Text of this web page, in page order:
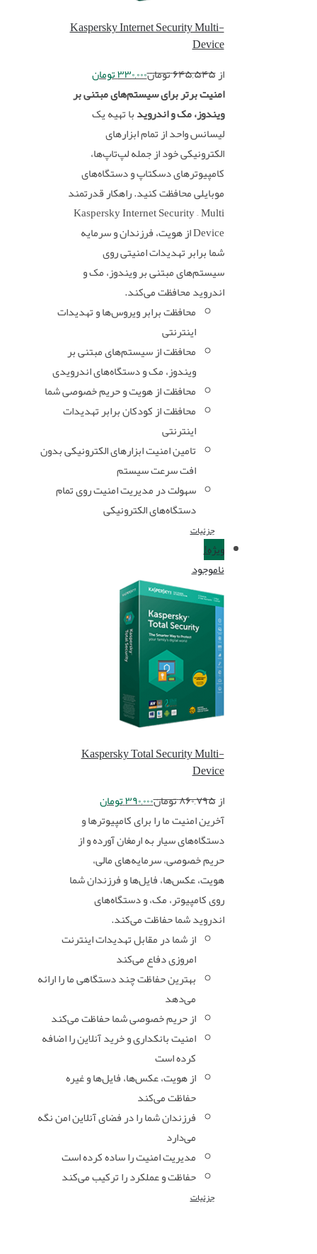
Kaspersky Internet Security Multi-
Device
از۶۴۵,۵۴۵تومان۳۳۰,۰۰۰تومان
امنیت برتر برای سیستم‌های مبتنی بر
ویندوز، مک و اندرویدبا تهیه یک
لیسانس واحد از تمام ابزارهای
الکترونیکی خود از جمله لپ‌تاپ‌ها،
کامپیوترهای دسکتاپ و دستگاه‌های
موبایلی محافظت کنید. راهکار قدرتمند
Kaspersky Internet Security – Multi
Device از هویت، فرزندان و سرمایه
شما برابر تهدیدات امنیتی روی
سیستم‌های مبتنی بر ویندوز، مک و
اندروید محافظت می‌کند.
محافظت برابر ویروس‌ها و تهدیدات
اینترنتی
محافظت از سیستم‌های مبتنی بر
ویندوز، مک و دستگاه‌های اندرویدی
محافظت از هویت و حریم خصوصی شما
محافظت از کودکان برابر تهدیدات
اینترنتی
تامین امنیت ابزارهای الکترونیکی بدون
افت سرعت سیستم
سهولت در مدیریت امنیت روی تمام
دستگاه‌های الکترونیکی
جزئیات
ویژه!
ناموجود
Kaspersky Total Security Multi-
Device
از۸۶۰,۷۹۵تومان۳۹۰,۰۰۰تومان
آخرین امنیت ما را برای کامپیوترها و
دستگاه‌های سیار به ارمغان آورده و از
حریم خصوصی، سرمایه‌های مالی،
هویت، عکس‌ها، فایل‌ها و فرزندان شما
روی کامپیوتر، مک، و دستگاه‌های
اندروید شما حفاظت می‌کند.
از شما در مقابل تهدیدات اینترنت
امروزی دفاع می‌کند
بهترین حفاظت چند دستگاهی ما را ارائه
می‌دهد
از حریم خصوصی شما حفاظت می‌کند
امنیت بانکداری و خرید آنلاین را اضافه
کرده است
از هویت، عکس‌ها، فایل‌ها و غیره
حفاظت می‌کند
فرزندان شما را در فضای آنلاین امن نگه
می‌دارد
مدیریت امنیت را ساده کرده است
حفاظت و عملکرد را ترکیب می‌کند
جزئیات